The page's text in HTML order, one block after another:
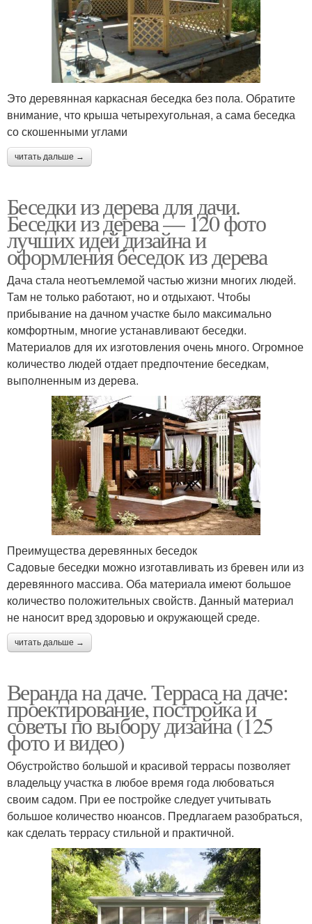
Это деревянная каркасная беседка без пола. Обратите
внимание, что крыша четырехугольная, а сама беседка
со скошенными углами
читать дальше →
Беседки из дерева для дачи.
Беседки из дерева — 120 фото
лучших идей дизайна и
оформления беседок из дерева
Дача стала неотъемлемой частью жизни многих людей.
Там не только работают, но и отдыхают. Чтобы
прибывание на дачном участке было максимально
комфортным, многие устанавливают беседки.
Материалов для их изготовления очень много. Огромное
количество людей отдает предпочтение беседкам,
выполненным из дерева.
Преимущества деревянных беседок
Садовые беседки можно изготавливать из бревен или из
деревянного массива. Оба материала имеют большое
количество положительных свойств. Данный материал
не наносит вред здоровью и окружающей среде.
читать дальше →
Веранда на даче. Терраса на даче:
проектирование, постройка и
советы по выбору дизайна (125
фото и видео)
Обустройство большой и красивой террасы позволяет
владельцу участка в любое время года любоваться
своим садом. При ее постройке следует учитывать
большое количество нюансов. Предлагаем разобраться,
как сделать террасу стильной и практичной.